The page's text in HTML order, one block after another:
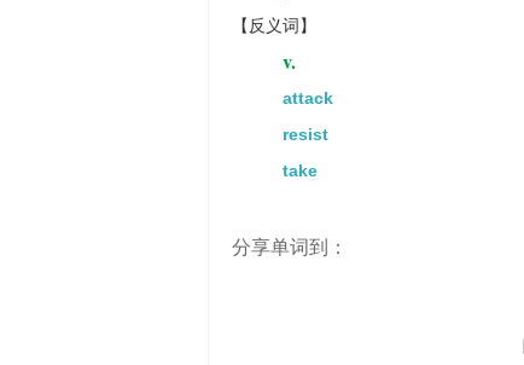
【反义词】
v.
attack
resist
take
分享单词到：